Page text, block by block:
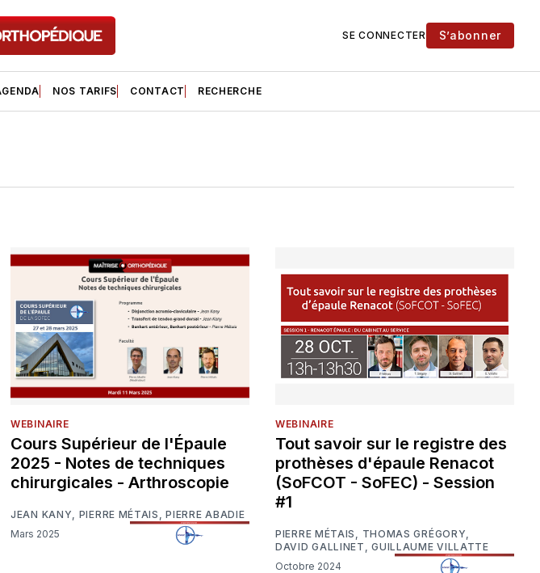
SE CONNECTER S’abonner
NOS TARIFS CONTACT RECHERCHE
WEBINAIRE
Cours Supérieur de l'Épaule
2025 - Notes de techniques
chirurgicales - Arthroscopie
JEAN KANY, PIERRE MÉTAIS ,PIERRE ABADIE
Mars 2025
WEBINAIRE
Tout savoir sur le registre des
prothèses d'épaule Renacot
(SoFCOT - SoFEC) - Session
#1
PIERRE MÉTAIS , THOMAS GRÉGORY,
DAVID GALLINET ,GUILLAUME VILLATTE
Octobre 2024